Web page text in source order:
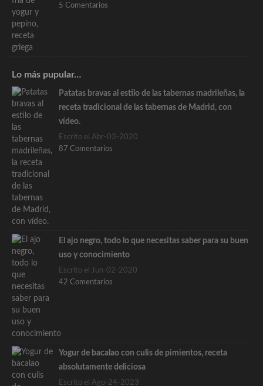
5 Comentarios
Lo más pupular…
Patatas bravas al estilo de las tabernas madrileñas, la
receta tradicional de las tabernas de Madrid, con
vídeo.
Escrito el Abr-03-2020
87 Comentarios
El ajo negro, todo lo que necesitas saber para su buen
uso y conocimiento
Escrito el Jun-02-2020
42 Comentarios
Yogur de bacalao con culis de pimientos, receta
absolutamente deliciosa
Escrito el Ago-24-2023